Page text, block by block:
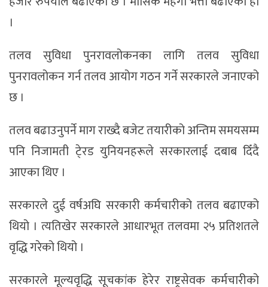
।
तलव सुविधा पुनरावलोकनका लागि तलव सुविधा
पुनरावलोकन गर्न तलव आयोग गठन गर्ने सरकारले जनाएको
छ ।
तलव बढाउनुपर्ने माग राख्दै बजेट तयारीको अन्तिम समयसम्म
पनि निजामती टे्रड युनियनहरूले सरकारलाई दबाब दिँदै
आएका थिए ।
सरकारले दुई वर्षअघि सरकारी कर्मचारीको तलव बढाएको
थियो । त्यतिखेर सरकारले आधारभूत तलवमा २५ प्रतिशतले
वृद्धि गरेको थियो ।
सरकारले मूल्यवृद्धि सूचकांक हेरेर राष्ट्रसेवक कर्मचारीको